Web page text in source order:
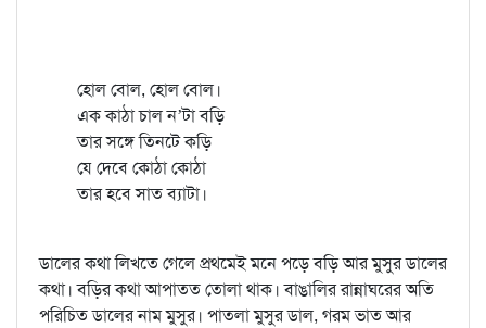
হোল বোল, হোল বোল।
এক কাঠা চাল ন’টা বড়ি
তার সঙ্গে তিনটে কড়ি
যে দেবে কোঠা কোঠা
তার হবে সাত ব্যাটা।
ডালের কথা লিখতে গেলে প্রথমেই মনে পড়ে বড়ি আর মুসুর ডালের
কথা। বড়ির কথা আপাতত তোলা থাক। বাঙালির রান্নাঘরের অতি
পরিচিত ডালের নাম মুসুর। পাতলা মুসুর ডাল, গরম ভাত আর